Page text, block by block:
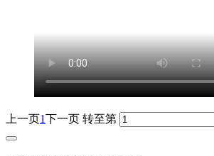
上一页1下一页 转至第